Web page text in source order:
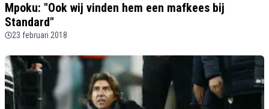
Mpoku: "Ook wij vinden hem een mafkees bij
Standard"
23 februari 2018